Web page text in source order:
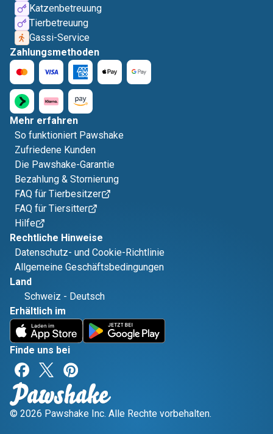
Katzenbetreuung
Tierbetreuung
Gassi-Service
Zahlungsmethoden
Mehr erfahren
So funktioniert Pawshake
Zufriedene Kunden
Die Pawshake-Garantie
Bezahlung & Stornierung
FAQ für Tierbesitzer
FAQ für Tiersitter
Hilfe
Rechtliche Hinweise
Datenschutz- und Cookie-Richtlinie
Allgemeine Geschäftsbedingungen
Land
Schweiz - Deutsch
Erhältlich im
Finde uns bei
© 2026 Pawshake Inc. Alle Rechte vorbehalten.